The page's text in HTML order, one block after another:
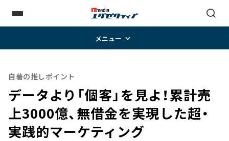
メニュー
自著の推しポイント
データより「個客」を見よ！累計売
上3000億、無借金を実現した超・
実践的マーケティング